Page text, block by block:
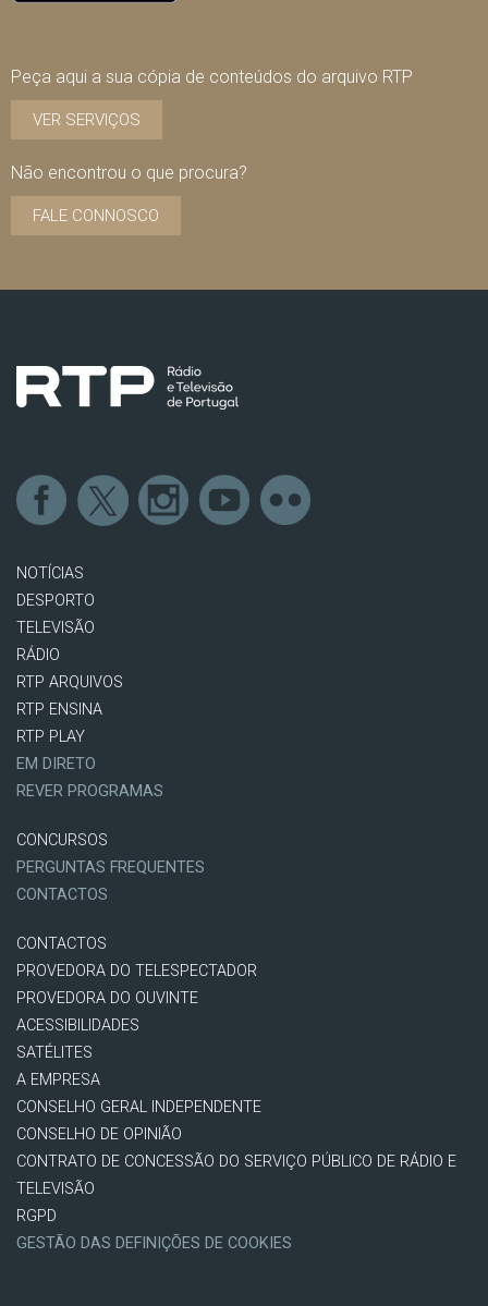
Peça aqui a sua cópia de conteúdos do arquivo RTP
VER SERVIÇOS
Não encontrou o que procura?
FALE CONNOSCO
NOTÍCIAS
DESPORTO
TELEVISÃO
RÁDIO
RTP ARQUIVOS
RTP ENSINA
RTP PLAY
EM DIRETO
REVER PROGRAMAS
CONCURSOS
PERGUNTAS FREQUENTES
CONTACTOS
CONTACTOS
PROVEDORA DO TELESPECTADOR
PROVEDORA DO OUVINTE
ACESSIBILIDADES
SATÉLITES
A EMPRESA
CONSELHO GERAL INDEPENDENTE
CONSELHO DE OPINIÃO
CONTRATO DE CONCESSÃO DO SERVIÇO PÚBLICO DE RÁDIO E
TELEVISÃO
RGPD
GESTÃO DAS DEFINIÇÕES DE COOKIES